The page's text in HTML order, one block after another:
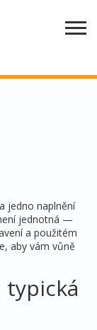
jedno naplnění
jednotná —
a použitém
aby vám vůně
typická